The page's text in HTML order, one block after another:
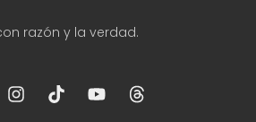
razón y la verdad.